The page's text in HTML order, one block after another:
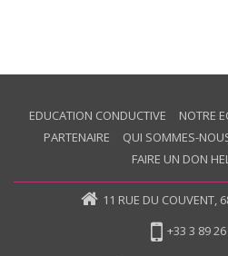
EDUCATION CONDUCTIVE NOTRE
PARTENAIRE
QUI SOMMES-
FAIRE UN DON
11 RUE DU COUVENT,
+33 3 89